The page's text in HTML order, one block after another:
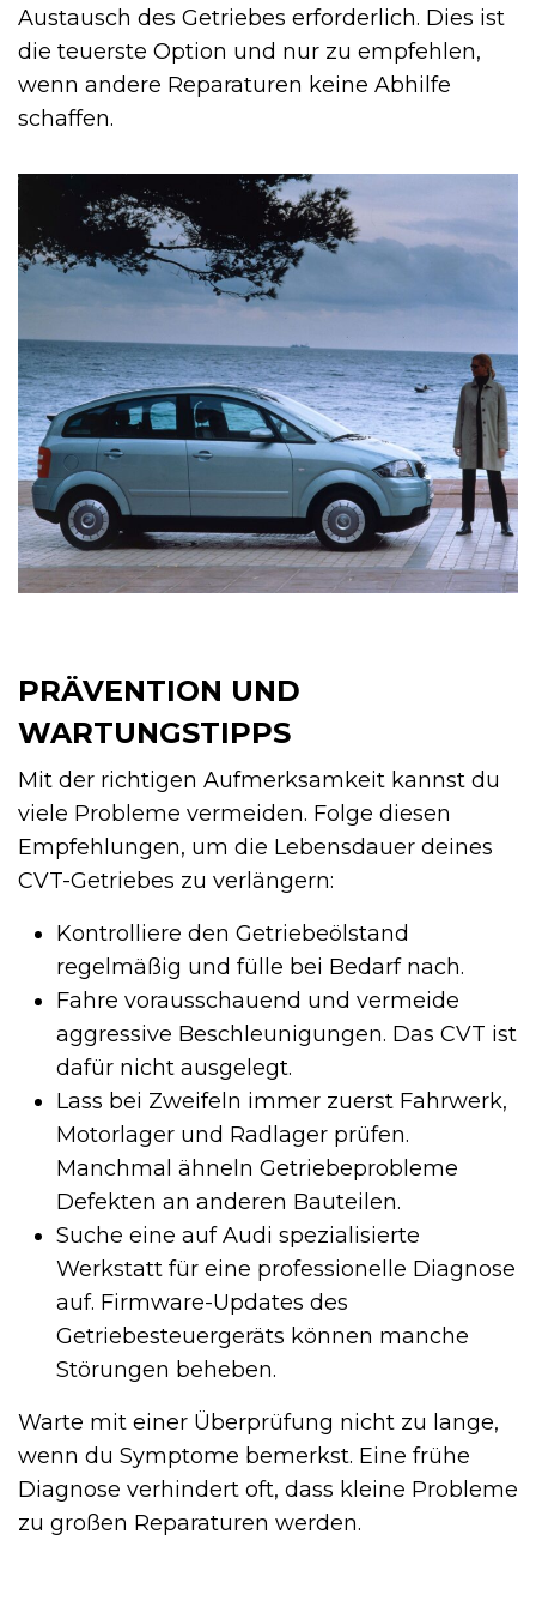
Austausch des Getriebes erforderlich. Dies ist
die teuerste Option und nur zu empfehlen,
wenn andere Reparaturen keine Abhilfe
schaffen.
PRÄVENTION UND
WARTUNGSTIPPS
Mit der richtigen Aufmerksamkeit kannst du
viele Probleme vermeiden. Folge diesen
Empfehlungen, um die Lebensdauer deines
CVT-Getriebes zu verlängern:
Kontrolliere den Getriebeölstand
regelmäßig und fülle bei Bedarf nach.
Fahre vorausschauend und vermeide
aggressive Beschleunigungen. Das CVT ist
dafür nicht ausgelegt.
Lass bei Zweifeln immer zuerst Fahrwerk,
Motorlager und Radlager prüfen.
Manchmal ähneln Getriebeprobleme
Defekten an anderen Bauteilen.
Suche eine auf Audi spezialisierte
Werkstatt für eine professionelle Diagnose
auf. Firmware-Updates des
Getriebesteuergeräts können manche
Störungen beheben.
Warte mit einer Überprüfung nicht zu lange,
wenn du Symptome bemerkst. Eine frühe
Diagnose verhindert oft, dass kleine Probleme
zu großen Reparaturen werden.